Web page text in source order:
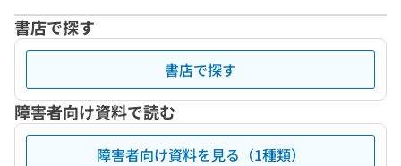
書店で探す
書店で探す
障害者向け資料で読む
障害者向け資料を見る（1種類）